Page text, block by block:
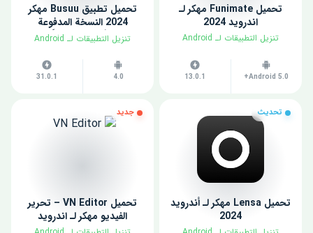
تحميل Funimate مهكر لـ
اندرويد 2024
​تنزيل التطبيقات لـ ​Android
Android 5.0+
13.0.1
تحميل تطبيق Busuu مهكر
2024 النسخة المدفوعة
للأندرويد مجاناً
​تنزيل التطبيقات لـ ​Android
4.0
31.0.1
تحديث
تحميل Lensa مهكر لـ أندرويد
2024
جديد
تحميل VN Editor – تحرير
الفيديو مهكر لـ اندرويد